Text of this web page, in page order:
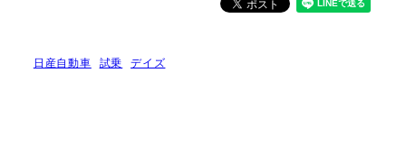
日産自動車 試乗 デイズ